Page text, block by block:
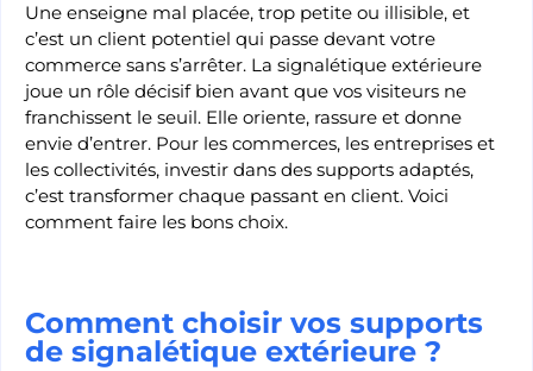
Une enseigne mal placée, trop petite ou illisible, et
c’est un client potentiel qui passe devant votre
commerce sans s’arrêter. La signalétique extérieure
joue un rôle décisif bien avant que vos visiteurs ne
franchissent le seuil. Elle oriente, rassure et donne
envie d’entrer. Pour les commerces, les entreprises et
les collectivités, investir dans des supports adaptés,
c’est transformer chaque passant en client. Voici
comment faire les bons choix.
Comment choisir vos supports
de signalétique extérieure ?